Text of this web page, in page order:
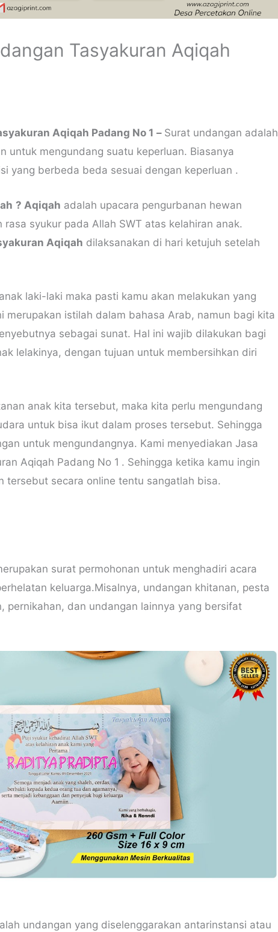
Tasyakuran Aqiqah
Aqiqah Padang No 1 – Surat undangan adalah
untuk mengundang suatu keperluan. Biasanya
yang berbeda beda sesuai dengan keperluan .
? Aqiqah adalah upacara pengurbanan hewan
syukur pada Allah SWT atas kelahiran anak.
Aqiqah dilaksanakan di hari ketujuh setelah
laki-laki maka pasti kamu akan melakukan yang
merupakan istilah dalam bahasa Arab, namun bagi kita
sebagai sunat. Hal ini wajib dilakukan bagi
lelakinya, dengan tujuan untuk membersihkan diri
anak kita tersebut, maka kita perlu mengundang
untuk bisa ikut dalam proses tersebut. Sehingga
untuk mengundangnya. Kami menyediakan Jasa
Aqiqah Padang No 1 . Sehingga ketika kamu ingin
tersebut secara online tentu sangatlah bisa.
surat permohonan untuk menghadiri acara
keluarga.Misalnya, undangan khitanan, pesta
pernikahan, dan undangan lainnya yang bersifat
undangan yang diselenggarakan antarinstansi atau